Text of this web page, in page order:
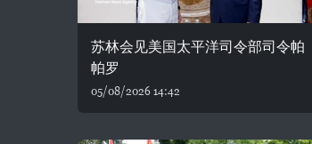
苏林会见美国太平洋司令部司令帕
帕罗
05/08/2026 14:42